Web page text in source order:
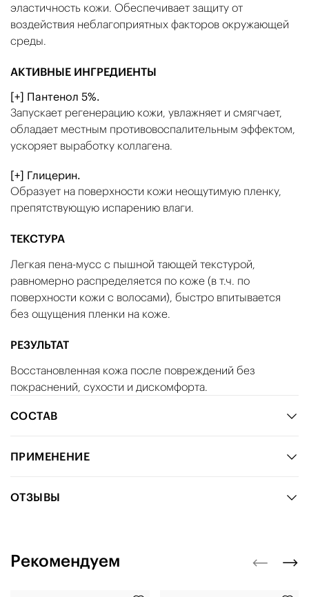
эластичность кожи. Обеспечивает защиту от
воздействия неблагоприятных факторов окружающей
среды.
АКТИВНЫЕ ИНГРЕДИЕНТЫ
[+] Пантенол 5%.
Запускает регенерацию кожи, увлажняет и смягчает,
обладает местным противовоспалительным эффектом,
ускоряет выработку коллагена.
[+] Глицерин.
Образует на поверхности кожи неощутимую пленку,
препятствующую испарению влаги.
ТЕКСТУРА
Легкая пена-мусс с пышной тающей текстурой,
равномерно распределяется по коже (в т.ч. по
поверхности кожи с волосами), быстро впитывается
без ощущения пленки на коже.
РЕЗУЛЬТАТ
Восстановленная кожа после повреждений без
покраснений, сухости и дискомфорта.
СОСТАВ
ПРИМЕНЕНИЕ
ОТЗЫВЫ
Рекомендуем